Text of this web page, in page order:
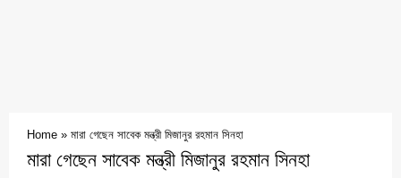
Home » মারা গেছেন সাবেক মন্ত্রী মিজানুর রহমান সিনহা
মারা গেছেন সাবেক মন্ত্রী মিজানুর রহমান সিনহা